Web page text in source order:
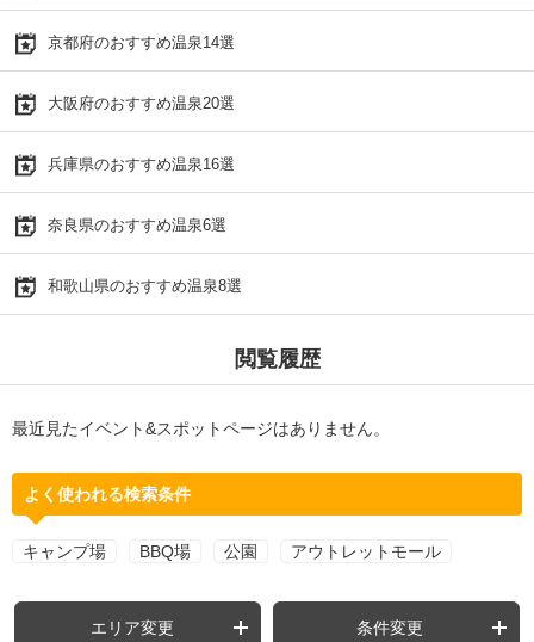
京都府のおすすめ温泉14選
大阪府のおすすめ温泉20選
兵庫県のおすすめ温泉16選
奈良県のおすすめ温泉6選
和歌山県のおすすめ温泉8選
閲覧履歴
最近見たイベント&スポットページはありません。
よく使われる検索条件
キャンプ場 BBQ場 公園 アウトレットモール
エリア変更 条件変更